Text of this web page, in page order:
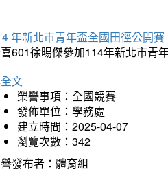
年新北市青年盃全國田徑公開賽
601徐晹傑參加114年新北市青
文
榮譽事項：全國競賽
發佈單位：學務處
建立時間：2025-04-07
瀏覽次數：342
發布者：體育組